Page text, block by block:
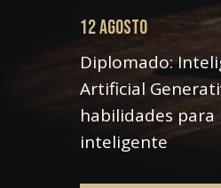
12 AGOSTO
Diplomado:
Artificial
habilidades
inteligente